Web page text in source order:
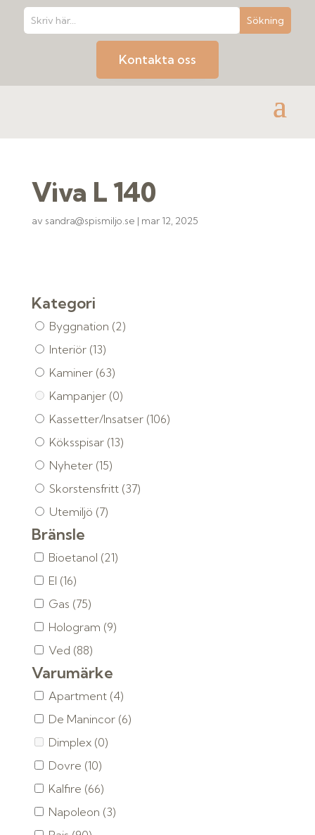
Kontakta oss
Viva L 140
av sandra@spismiljo.se | mar 12, 2025
Kategori
Byggnation (2)
Interiör (13)
Kaminer (63)
Kampanjer (0)
Kassetter/Insatser (106)
Köksspisar (13)
Nyheter (15)
Skorstensfritt (37)
Utemiljö (7)
Bränsle
Bioetanol (21)
El (16)
Gas (75)
Hologram (9)
Ved (88)
Varumärke
Apartment (4)
De Manincor (6)
Dimplex (0)
Dovre (10)
Kalfire (66)
Napoleon (3)